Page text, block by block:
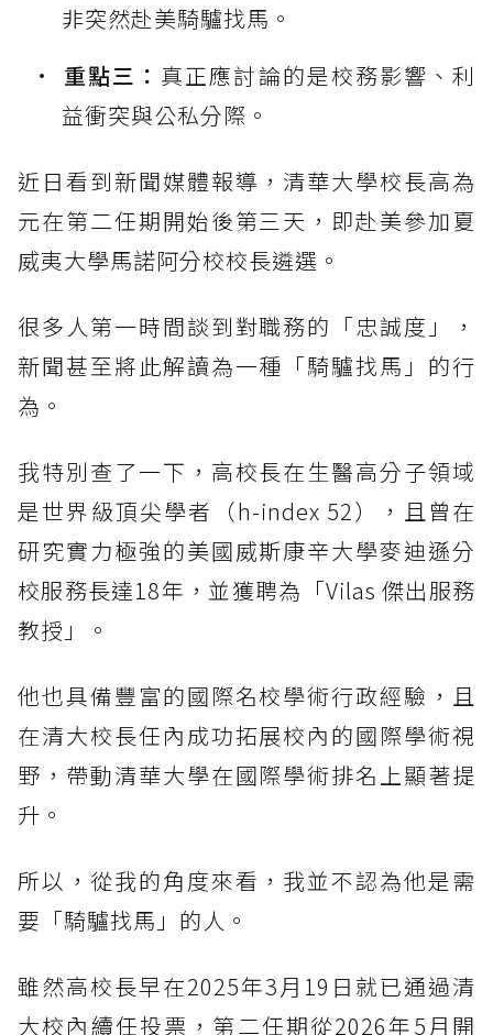
非突然赴美騎驢找馬。
重點三： 真正應討論的是校務影響、利
益衝突與公私分際。
近日看到新聞媒體報導，清華大學校長高為
元在第二任期開始後第三天，即赴美參加夏
威夷大學馬諾阿分校校長遴選。
很多人第一時間談到對職務的「忠誠度」，
新聞甚至將此解讀為一種「騎驢找馬」的行
為。
我特別查了一下，高校長在生醫高分子領域
是世界級頂尖學者（h-index 52），且曾在
研究實力極強的美國威斯康辛大學麥迪遜分
校服務長達18年，並獲聘為「Vilas 傑出服務
教授」。
他也具備豐富的國際名校學術行政經驗，且
在清大校長任內成功拓展校內的國際學術視
野，帶動清華大學在國際學術排名上顯著提
升。
所以，從我的角度來看，我並不認為他是需
要「騎驢找馬」的人。
雖然高校長早在2025年3月19日就已通過清
大校內續任投票，第二任期從2026年5月開